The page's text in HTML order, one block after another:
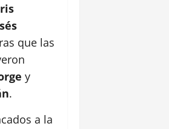
que las
y
.
a la